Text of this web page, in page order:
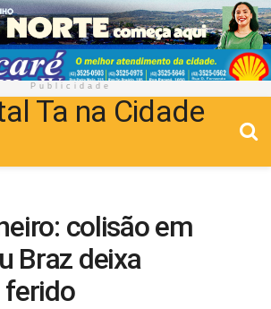
Publicidade
colisão em
Braz deixa